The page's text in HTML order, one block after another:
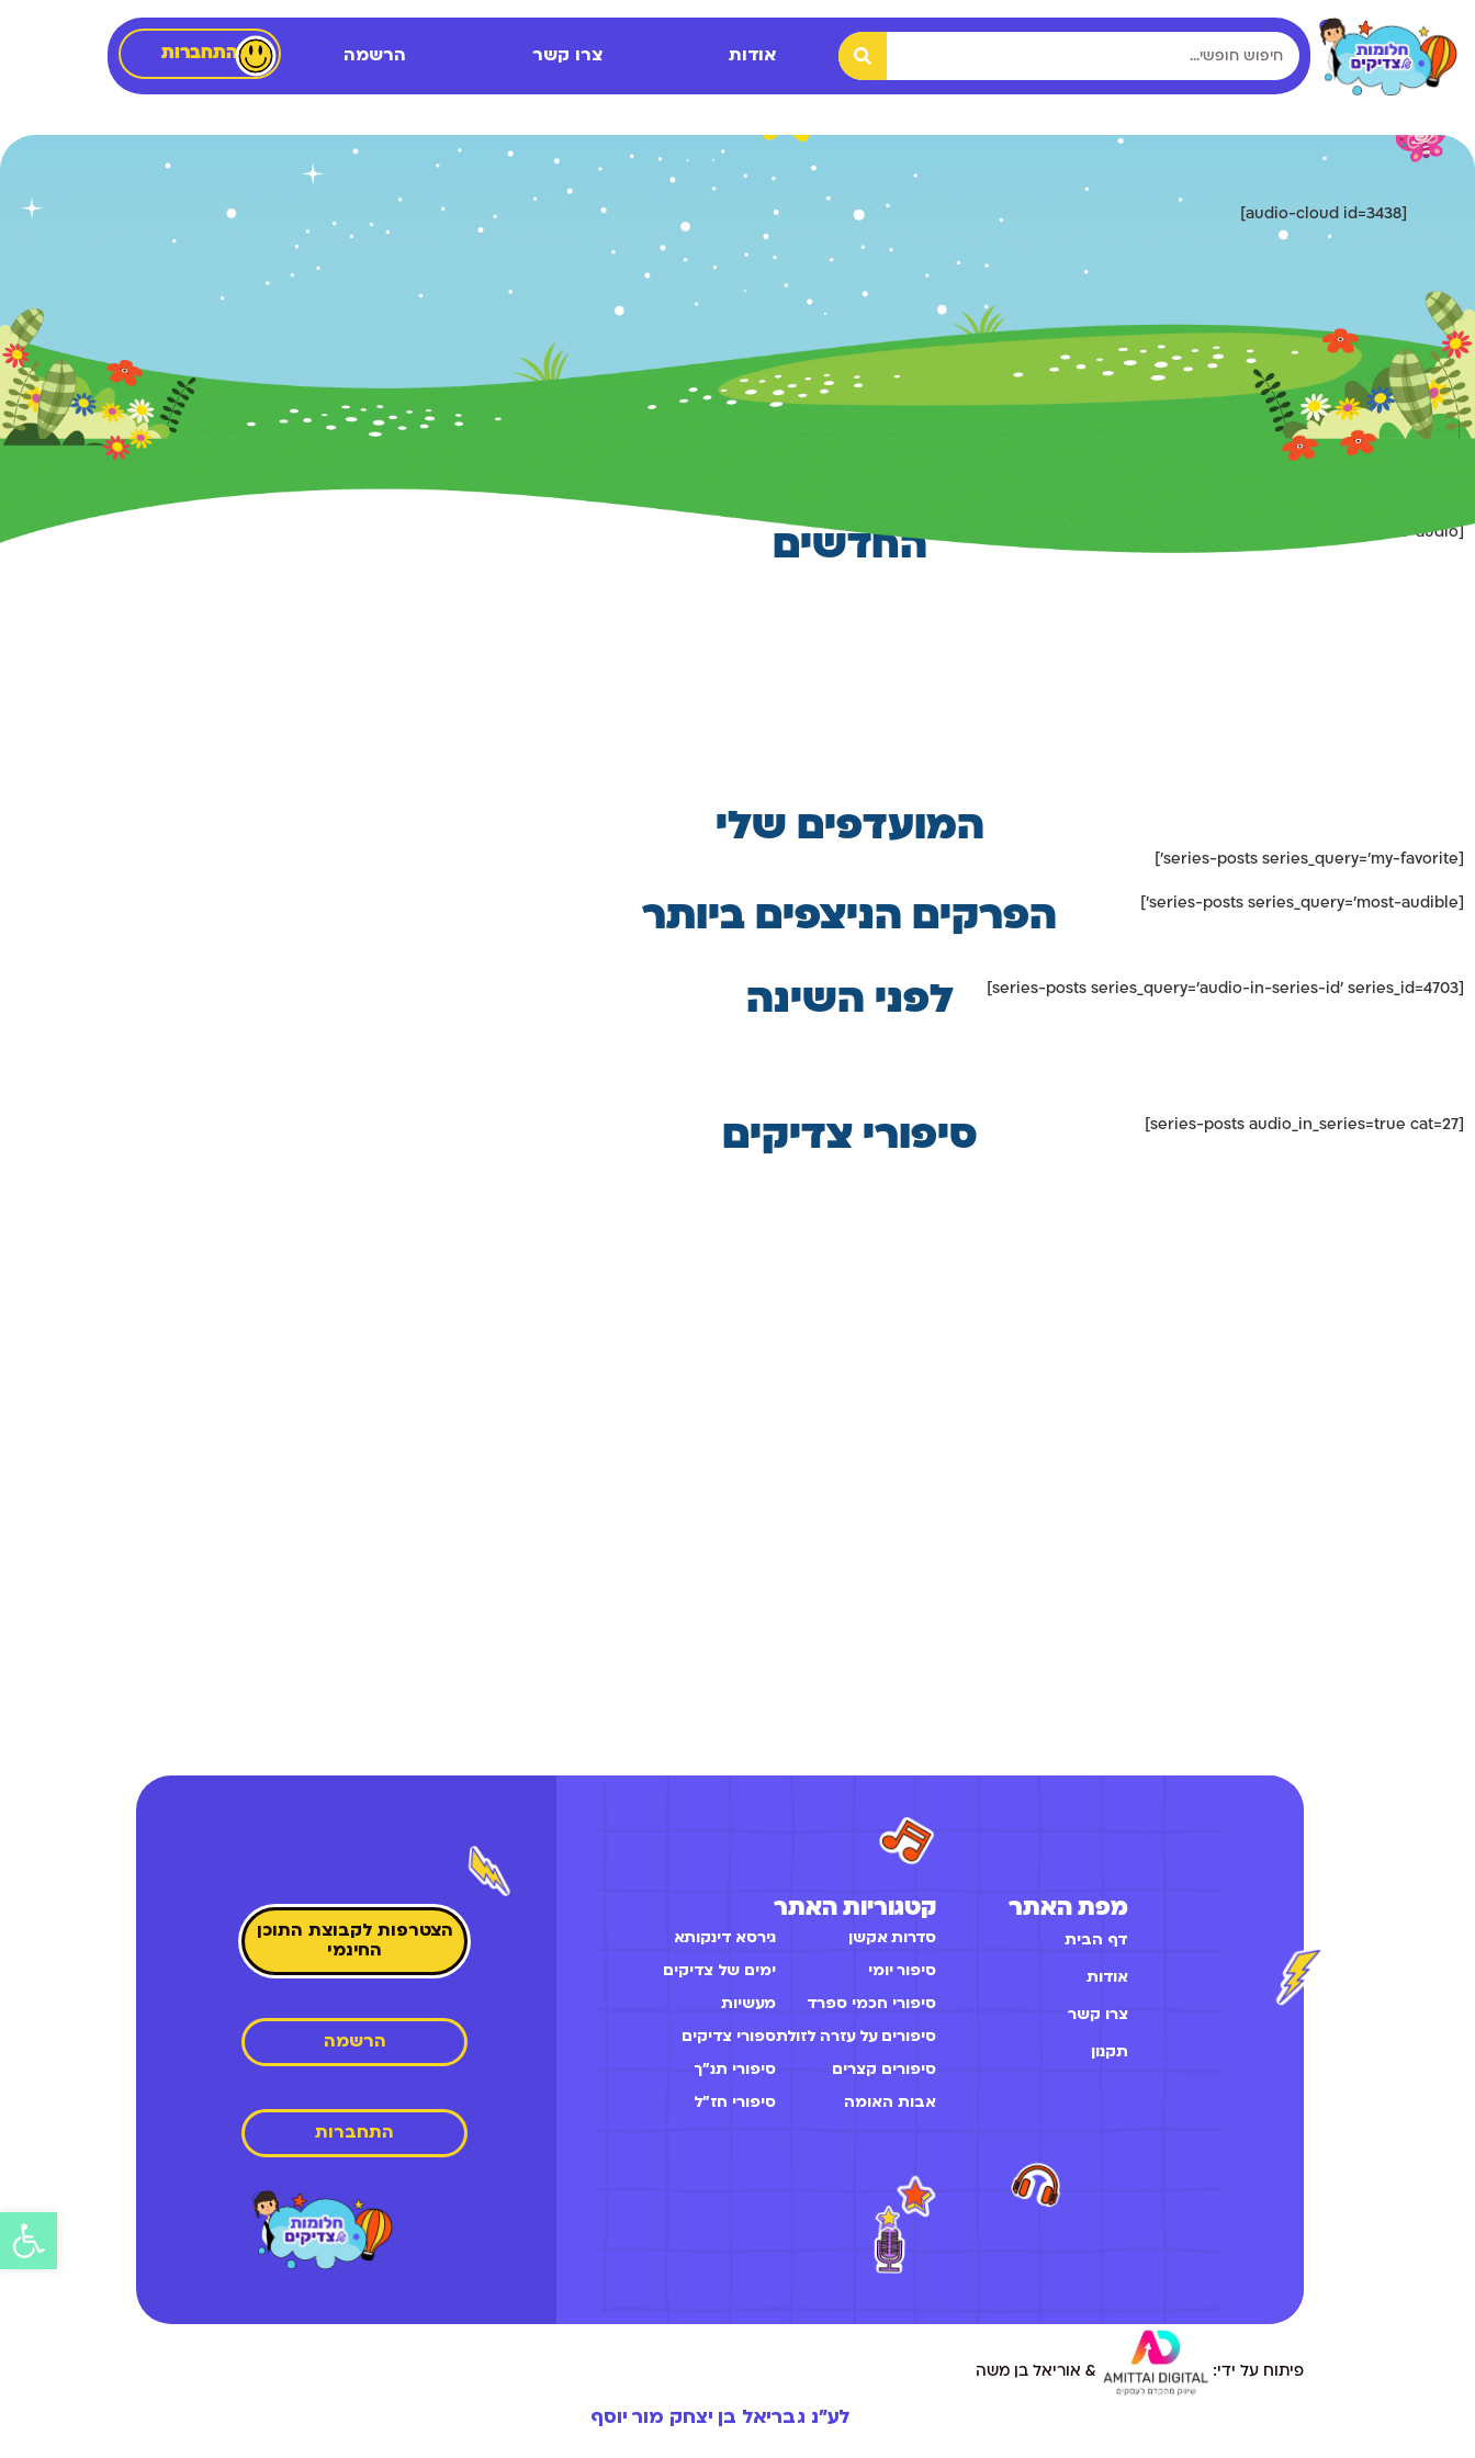
אודות צרו קשר הרשמה התחברות
החדשים [series-posts series_query='featured-news-audio' ]
המועדפים שלי
הפרקים הניצפים ביותר
לפני השינה
סיפורי צדיקים
מפת האתר
דף הבית
אודות
צרו קשר
תקנון
קטגוריות האתר
סדרות אקשן
סיפור יומי
סיפורי חכמי ספרד
סיפורים על עזרה לזולת
סיפורים קצרים
אבות האומה
גירסא דינקותא
ימים של צדיקים
מעשיות
ספורי צדיקים
סיפורי תנ"ך
סיפורי חז״ל
הצטרפות לקבוצת התוכן
החינמי
הרשמה
התחברות
פיתוח על ידי: & אוריאל בן משה
לע״נ גבריאל בן יצחק מור יוסף